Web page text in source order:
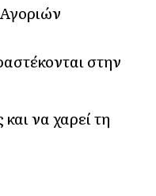
στην
να χαρεί τη